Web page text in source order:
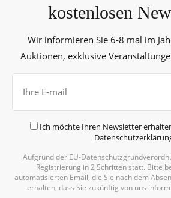
kostenlosen
Wir informieren Sie 6-8 mal im
Auktionen, exklusive
Ich möchte Ihren Newsletter
Aufgrund der EU-
Registrierung in 2 Schritten statt. Bitte
automatisierten Email, die Sie nach dem
erhalten, dass Sie zukünftig von uns